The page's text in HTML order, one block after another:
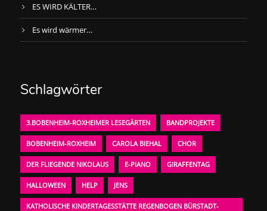
ES WIRD KÄLTER…
Es wird wärmer…
Schlagwörter
3.BOBENHEIM-ROXHEIMER LESEGÄRTEN BANDPROJEKTE
BOBENHEIM-ROXHEIM CAROLA BIEHAL CHOR
DER FLIEGENDE NIKOLAUS E-PIANO GIRAFFENTAG
HALLOWEEN HELP JENS
KATHOLISCHE KINDERTAGESSTÄTTE REGENBOGEN BÜRSTADT-